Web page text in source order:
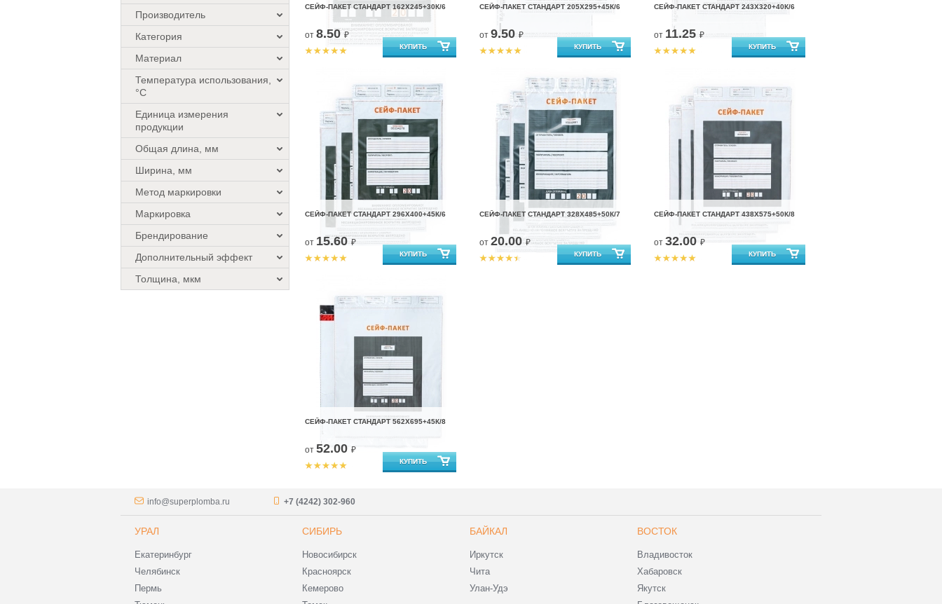
Производитель
Категория
Материал
Температура использования,
°C
Единица измерения
продукции
Общая длина, мм
Ширина, мм
Метод маркировки
Маркировка
Брендирование
Дополнительный эффект
Толщина, мкм
СЕЙФ-ПАКЕТ СТАНДАРТ 162Х245+30К/6
от 8.50₽
СЕЙФ-ПАКЕТ СТАНДАРТ 205Х295+45К/6
от 9.50 ₽
СЕЙФ-ПАКЕТ СТАНДАРТ 243Х320+40К/6
от 11.25 ₽
СЕЙФ-ПАКЕТ СТАНДАРТ 296Х400+45К/6
от 15.60₽
СЕЙФ-ПАКЕТ СТАНДАРТ 328Х485+50К/7
от 20.00 ₽
СЕЙФ-ПАКЕТ СТАНДАРТ 438Х575+50К/8
от 32.00 ₽
СЕЙФ-ПАКЕТ СТАНДАРТ 562Х695+45К/8
от 52.00 ₽
info@superplomba.ru +7 (4242) 302-960
УРАЛ
Екатеринбург
Челябинск
Пермь
СИБИРЬ
Новосибирск
Красноярск
Кемерово
БАЙКАЛ
Иркутск
Чита
Улан-Удэ
ВОСТОК
Владивосток
Хабаровск
Якутск